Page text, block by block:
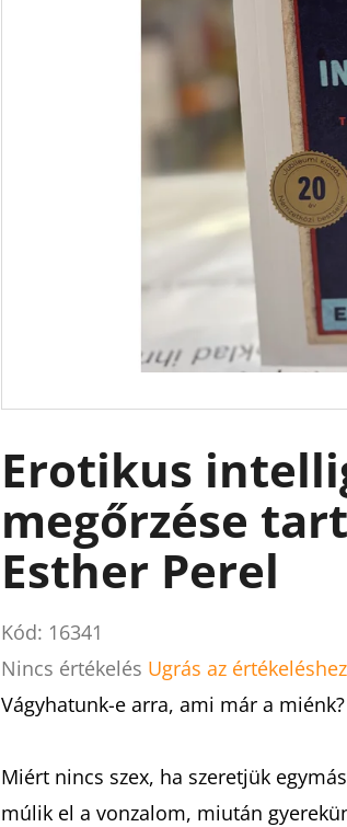
Erotikus
megőrzése
Esther Perel
Kód: 16341
A
termék
értékelése
5-
Nincs értékelés Ugrás az értékeléshez
Vágyhatunk-e arra, ami már a miénk?
Miért nincs szex, ha szeretjük
múlik el a vonzalom, miután
CAUGHT UP - RÁKATTANVA -
(KÜLÖNLEGES KIADÁS) NAVESSA ALLEN